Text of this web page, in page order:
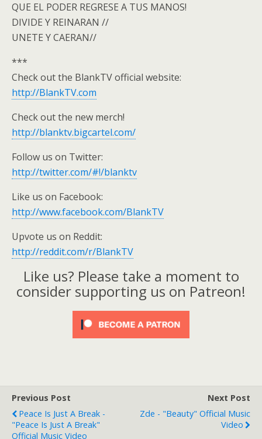
QUE EL PODER REGRESE A TUS MANOS!
DIVIDE Y REINARAN //
UNETE Y CAERAN//
***
Check out the BlankTV official website:
http://BlankTV.com
Check out the new merch!
http://blanktv.bigcartel.com/
Follow us on Twitter:
http://twitter.com/#!/blanktv
Like us on Facebook:
http://www.facebook.com/BlankTV
Upvote us on Reddit:
http://reddit.com/r/BlankTV
Like us? Please take a moment to
consider supporting us on Patreon!
Previous Post
Peace Is Just A Break -
"Peace Is Just A Break"
Official Music Video
Next Post
Zde - "Beauty" Official Music
Video